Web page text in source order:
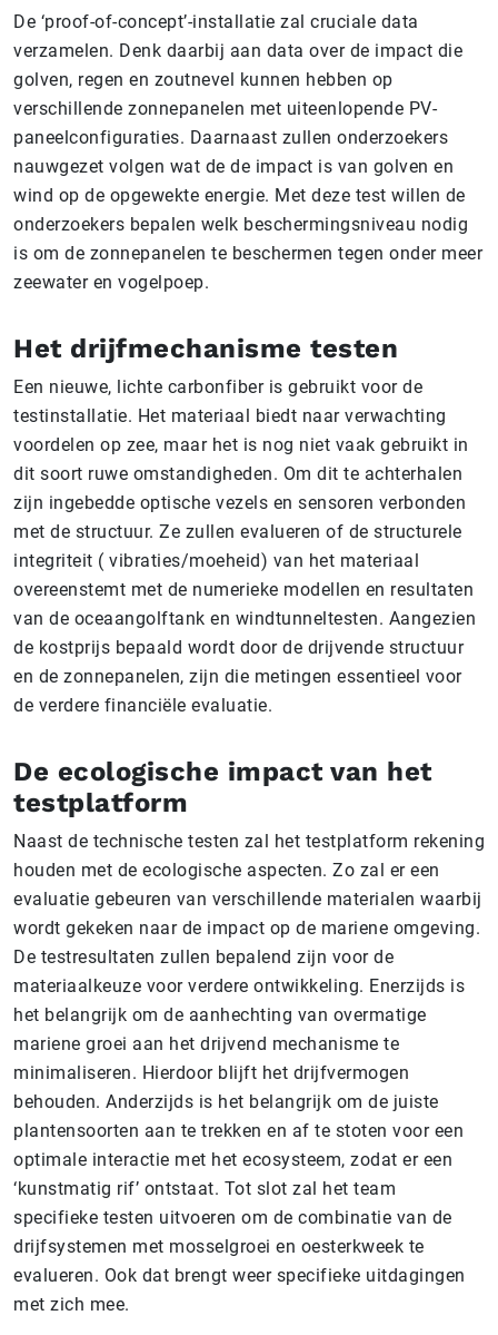
De ‘proof-of-concept’-installatie zal cruciale data
verzamelen. Denk daarbij aan data over de impact die
golven, regen en zoutnevel kunnen hebben op
verschillende zonnepanelen met uiteenlopende PV-
paneelconfiguraties. Daarnaast zullen onderzoekers
nauwgezet volgen wat de de impact is van golven en
wind op de opgewekte energie. Met deze test willen de
onderzoekers bepalen welk beschermingsniveau nodig
is om de zonnepanelen te beschermen tegen onder meer
zeewater en vogelpoep.
Het drijfmechanisme testen
Een nieuwe, lichte carbonfiber is gebruikt voor de
testinstallatie. Het materiaal biedt naar verwachting
voordelen op zee, maar het is nog niet vaak gebruikt in
dit soort ruwe omstandigheden. Om dit te achterhalen
zijn ingebedde optische vezels en sensoren verbonden
met de structuur. Ze zullen evalueren of de structurele
integriteit ( vibraties/moeheid) van het materiaal
overeenstemt met de numerieke modellen en resultaten
van de oceaangolftank en windtunneltesten. Aangezien
de kostprijs bepaald wordt door de drijvende structuur
en de zonnepanelen, zijn die metingen essentieel voor
de verdere financiële evaluatie.
De ecologische impact van het
testplatform
Naast de technische testen zal het testplatform rekening
houden met de ecologische aspecten. Zo zal er een
evaluatie gebeuren van verschillende materialen waarbij
wordt gekeken naar de impact op de mariene omgeving.
De testresultaten zullen bepalend zijn voor de
materiaalkeuze voor verdere ontwikkeling. Enerzijds is
het belangrijk om de aanhechting van overmatige
mariene groei aan het drijvend mechanisme te
minimaliseren. Hierdoor blijft het drijfvermogen
behouden. Anderzijds is het belangrijk om de juiste
plantensoorten aan te trekken en af te stoten voor een
optimale interactie met het ecosysteem, zodat er een
‘kunstmatig rif’ ontstaat. Tot slot zal het team
specifieke testen uitvoeren om de combinatie van de
drijfsystemen met mosselgroei en oesterkweek te
evalueren. Ook dat brengt weer specifieke uitdagingen
met zich mee.